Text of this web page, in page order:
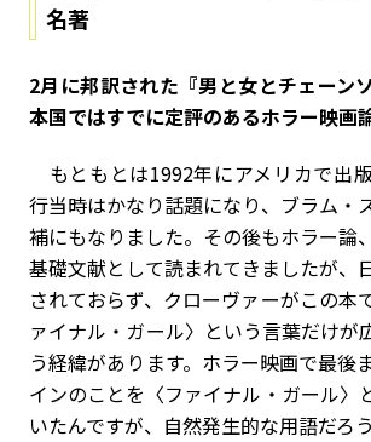
名著
――2月に邦訳された『男と女とチェーン
本国ではすでに定評のあるホラー映画
もともとは1992年にアメリカで出
行当時はかなり話題になり、ブラム・
補にもなりました。その後もホラー論
基礎文献として読まれてきましたが、
されておらず、クローヴァーがこの本
ァイナル・ガール〉という言葉だけが
う経緯があります。ホラー映画で最後
インのことを〈ファイナル・ガール〉
いたんですが、自然発生的な用語だろ